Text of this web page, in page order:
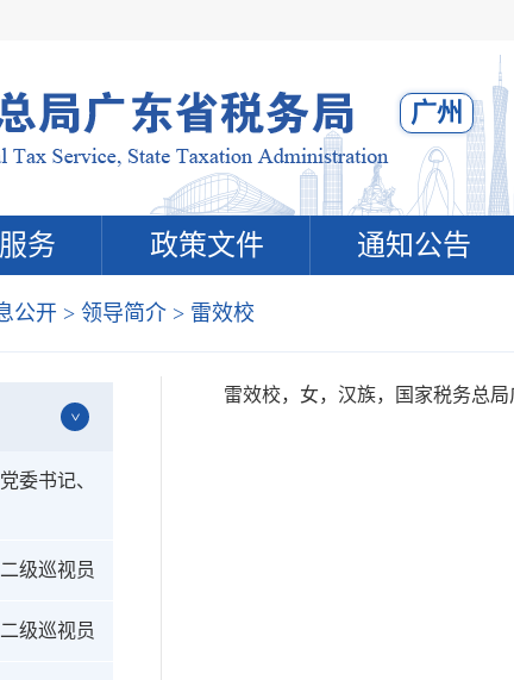
广州
务 政策文件 通知公告
公开 > 领导简介 > 雷效校
委书记、
级巡视员
级巡视员
雷效校，女，汉族，国家税务总